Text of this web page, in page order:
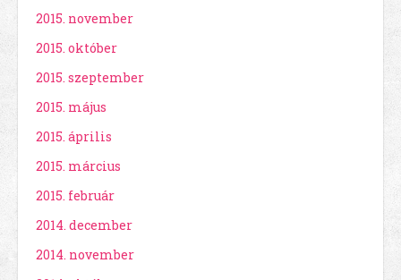
2015. november
2015. október
2015. szeptember
2015. május
2015. április
2015. március
2015. február
2014. december
2014. november